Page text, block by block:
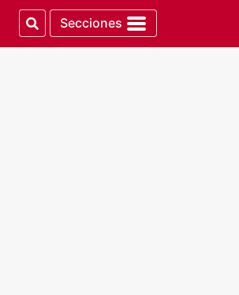
Secciones